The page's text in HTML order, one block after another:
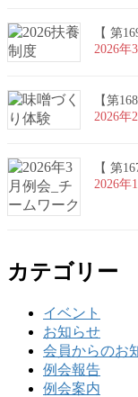
【 第
2026年
【第
2026年
【 第
2026年
カテゴリー
イベント
お知らせ
会員からのお
例会報告
例会案内